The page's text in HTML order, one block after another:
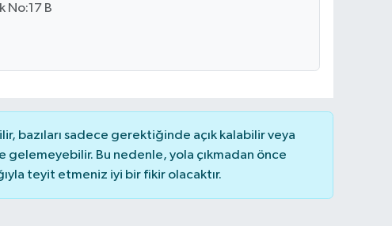
No:17 B
bazıları sadece gerektiğinde açık kalabilir veya
Bu nedenle, yola çıkmadan önce
teyit etmeniz iyi bir fikir olacaktır.